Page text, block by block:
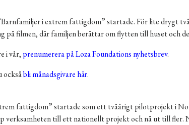
i extrem fattigdom” startade. För lite drygt
filmen, där familjen berättar om flytten till huset och
i vår, prenumerera på LozaFoundations nyhetsbrev.
ocksåbli månadsgivare här.
fattigdom” startade som ett tvåårigt pilotprojekt i
verksamheten till ett nationellt projekt och nå ut till fler.